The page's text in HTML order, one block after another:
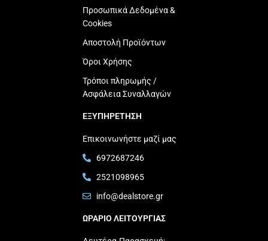
Προσωπικά Δεδομένα &
Cookies
Αποστολή Προϊόντων
Όροι Χρήσης
Τρόποι πληρωμής /
Ασφάλεια Συναλλαγών
ΕΞΥΠΗΡΕΤΗΣΗ
Επικοινωνήστε μαζί μας
6972687246
2521098965
info@dealstore.gr
ΩΡΑΡΙΟ ΛΕΙΤΟΥΡΓΙΑΣ​